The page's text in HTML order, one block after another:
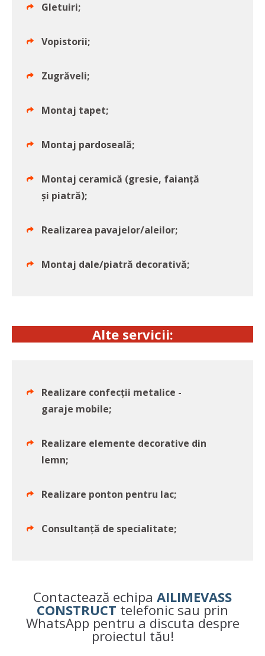
Gletuiri;
Vopistorii;
Zugrăveli;
Montaj tapet;
Montaj pardoseală;
Montaj ceramică (gresie, faianță
și piatră);
Realizarea pavajelor/aleilor;
Montaj dale/piatră decorativă;
Alte servicii:
Realizare confecții metalice -
garaje mobile;
Realizare elemente decorative din
lemn;
Realizare ponton pentru lac;
Consultanță de specialitate;
Contactează echipa AILIMEVASS
CONSTRUCT telefonic sau prin
WhatsApp pentru a discuta despre
proiectul tău!